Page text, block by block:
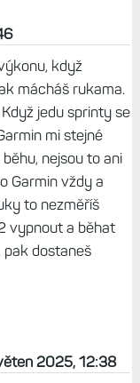
když
mácháš rukama.
jedu sprinty se
mi stejné
nejsou to ani
Garmin vždy a
to nezměříš
vypnout a běhat
pak dostaneš
2025, 12:38